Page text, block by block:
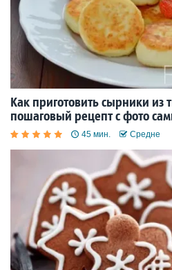
Как приготовить сырники из
пошаговый рецепт с фото
45 мин. Средне